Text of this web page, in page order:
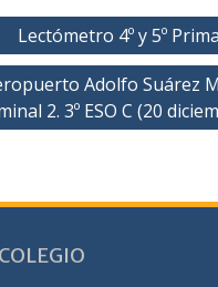
Lectómetro 4º y 5º
Adolfo Suárez
2. 3º ESO C (20